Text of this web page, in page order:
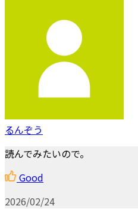
るんぞう
読んでみたいので。
Good
2026/02/24